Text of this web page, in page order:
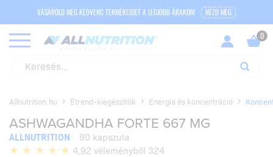
VÁSÁROLD MEG KEDVENC TERMÉKEIDET A LEGJOBB ÁRAKON! NÉZD MEG
Allnutrition.hu Étrend-kiegészítők Energia és koncentráció
ASHWAGANDHA FORTE 667 MG
ALLNUTRITION
90 kapszula
4,92 véleményből 324